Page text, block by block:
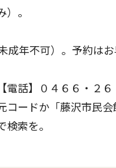
）。
年不可）。予約はお
話】０４６６・２６
コードか「藤沢市民会
検索を。